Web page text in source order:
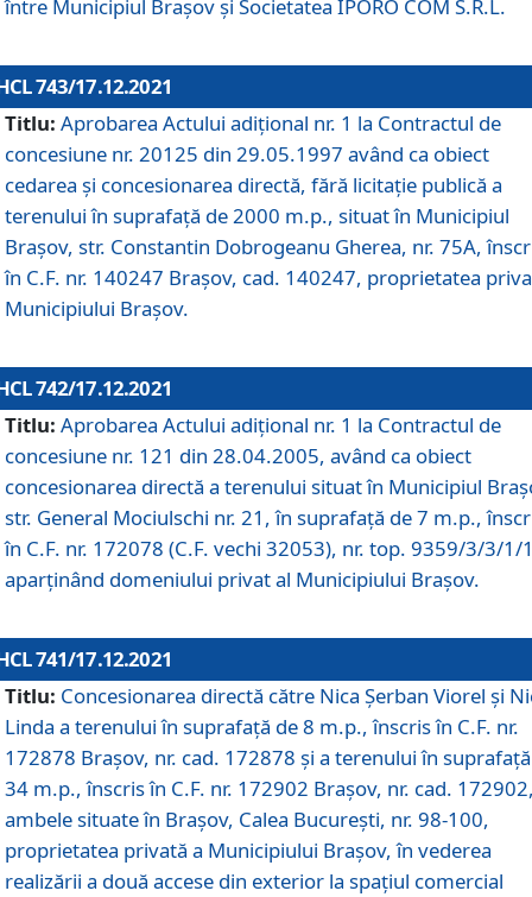
între Municipiul Brașov și Societatea IPORO COM S.R.L.
743/17.12.2021
Titlu: Aprobarea Actului adiţional nr. 1 la Contractul de
concesiune nr. 20125 din 29.05.1997 având ca obiect
cedarea și concesionarea directă, fără licitație publică a
terenului în suprafață de 2000 m.p., situat în Municipiul
Brașov, str. Constantin Dobrogeanu Gherea, nr. 75A,
în C.F. nr. 140247 Brașov, cad. 140247, proprietatea
Municipiului Brașov.
742/17.12.2021
Titlu: Aprobarea Actului adiţional nr. 1 la Contractul de
concesiune nr. 121 din 28.04.2005, având ca obiect
concesionarea directă a terenului situat în Municipiul
str. General Mociulschi nr. 21, în suprafață de 7 m.p.,
în C.F. nr. 172078 (C.F. vechi 32053), nr. top. 9359/3/3/1/
aparținând domeniului privat al Municipiului Brașov.
741/17.12.2021
Titlu: Concesionarea directă către Nica Șerban Viorel și
Linda a terenului în suprafață de 8 m.p., înscris în C.F. nr.
172878 Brașov, nr. cad. 172878 și a terenului în
34 m.p., înscris în C.F. nr. 172902 Brașov, nr. cad.
ambele situate în Brașov, Calea București, nr. 98-100,
proprietatea privată a Municipiului Brașov, în vederea
realizării a două accese din exterior la spațiul comercial